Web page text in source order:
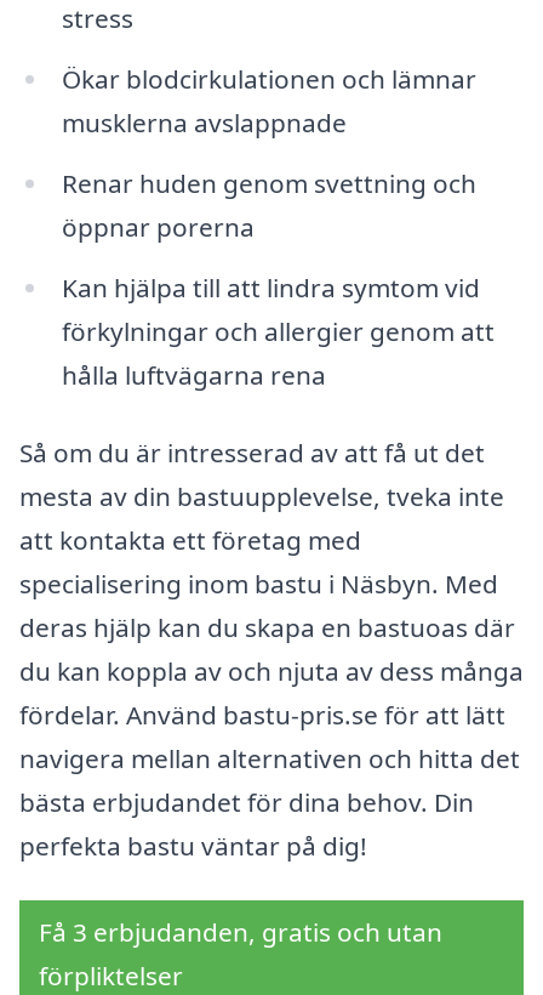
stress
Ökar blodcirkulationen och lämnar
musklerna avslappnade
Renar huden genom svettning och
öppnar porerna
Kan hjälpa till att lindra symtom vid
förkylningar och allergier genom att
hålla luftvägarna rena
Så om du är intresserad av att få ut det
mesta av din bastuupplevelse, tveka inte
att kontakta ett företag med
specialisering inom bastu i Näsbyn. Med
deras hjälp kan du skapa en bastuoas där
du kan koppla av och njuta av dess många
fördelar. Använd bastu-pris.se för att lätt
navigera mellan alternativen och hitta det
bästa erbjudandet för dina behov. Din
perfekta bastu väntar på dig!
Få 3 erbjudanden, gratis och utan
förpliktelser